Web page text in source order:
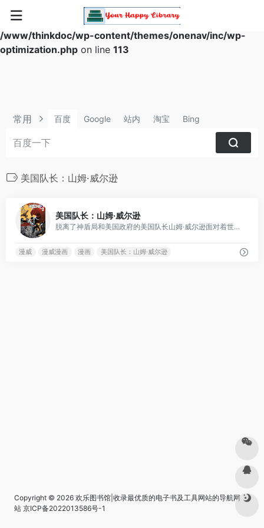
Warning
: Array to string conversion in
/www/thinkdoc/wp-content/themes/onenav/inc/wp-
optimization.php on line 113
常用 百度 Google 站内 淘宝 Bing
美国队长：山姆·威尔逊
美国队长：山姆·威尔逊
脱离了神盾局和美国政府的美国队长山姆·威尔逊面对着世界坚定的宣布了自己的立场，而随之而来的却是更多的挫折与磨难，他将如何面对？
漫威 漫威漫画 漫画 美国队长：山姆·威尔逊
Copyright © 2026 欢乐图书馆|收录最优质的电子书及工具网站的导航网
站 京ICP备2022013586号-1